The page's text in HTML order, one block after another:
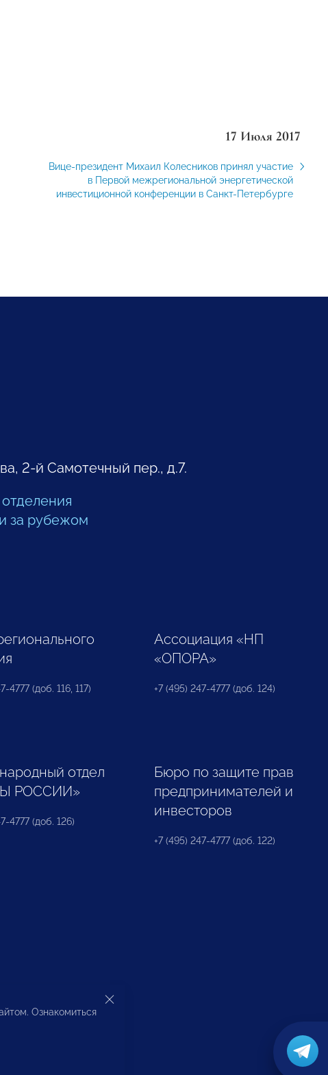
17 Июля 2017
Вице-президент Михаил Колесников принял участие
в Первой межрегиональной энергетической
инвестиционной конференции в Санкт-Петербурге
2-й Самотечный пер., д.7.
за рубежом
4777 (доб. 116, 117)
Ассоциация «НП
«ОПОРА»
+7 (495) 247-4777 (доб. 124)
отдел
РОССИИ»
4777 (доб. 126)
Бюро по защите прав
предпринимателей и
инвесторов
+7 (495) 247-4777 (доб. 122)
Ознакомиться